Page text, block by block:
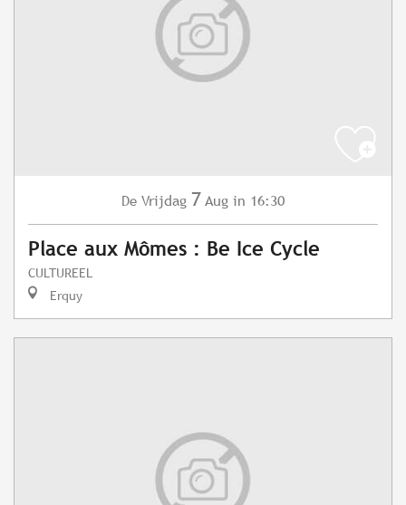
De Vrijdag 7 Aug in 16:30
Place aux Mômes : Be Ice Cycle
CULTUREEL
Erquy